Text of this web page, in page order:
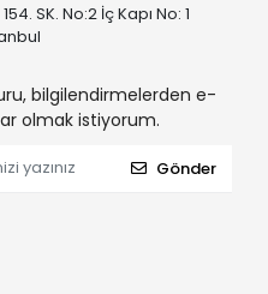
SK. No:2 İç Kapı No: 1
bilgilendirmelerden e-
olmak istiyorum.
Gönder